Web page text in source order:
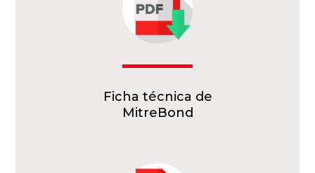
Ficha técnica de
MitreBond